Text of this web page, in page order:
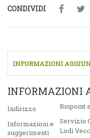
CONDIVIDI
INFORMAZIONI
INFORMAZIONI
Indirizzo
Biopoint
Informazioni e
suggerimenti
Servizio
Lodi